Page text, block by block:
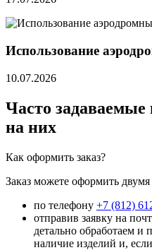
Использование
10.07.2026
Часто
на них
Как оформить заказ?
Заказ можете оформить
по телефону +7 (812)
отправив заявку на
детально обработаем и
наличие изделий и,